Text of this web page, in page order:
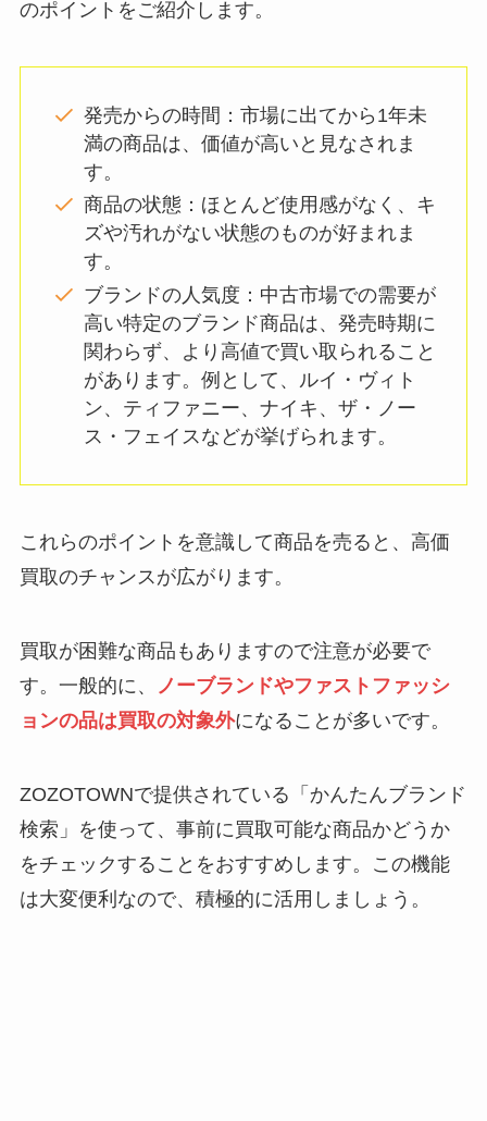
のポイントをご紹介します。
発売からの時間：市場に出てから1年未
満の商品は、価値が高いと見なされま
す。
商品の状態：ほとんど使用感がなく、キ
ズや汚れがない状態のものが好まれま
す。
ブランドの人気度：中古市場での需要が
高い特定のブランド商品は、発売時期に
関わらず、より高値で買い取られること
があります。例として、ルイ・ヴィト
ン、ティファニー、ナイキ、ザ・ノー
ス・フェイスなどが挙げられます。
これらのポイントを意識して商品を売ると、高価
買取のチャンスが広がります。
買取が困難な商品もありますので注意が必要で
す。一般的に、
ノーブランドやファストファッシ
ョンの品は買取の対象外になることが多いです。
ZOZOTOWNで提供されている「かんたんブランド
検索」を使って、事前に買取可能な商品かどうか
をチェックすることをおすすめします。この機能
は大変便利なので、積極的に活用しましょう。